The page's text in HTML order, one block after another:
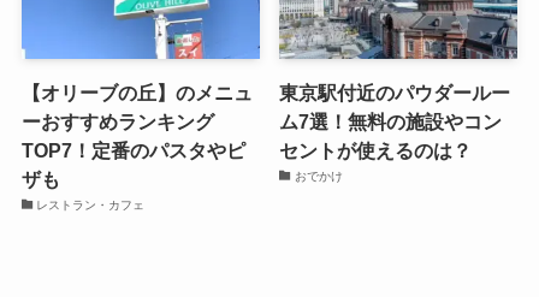
【オリーブの丘】のメニュ
ーおすすめランキング
TOP7！定番のパスタやピ
ザも
レストラン・カフェ
東京駅付近のパウダールー
ム7選！無料の施設やコン
セントが使えるのは？
おでかけ